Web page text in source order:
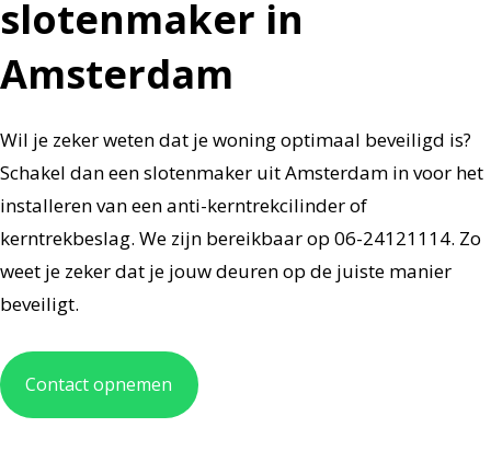
slotenmaker in
Amsterdam
Wil je zeker weten dat je woning optimaal beveiligd is?
Schakel dan een slotenmaker uit Amsterdam in voor het
installeren van een anti-kerntrekcilinder of
kerntrekbeslag. We zijn bereikbaar op 06-24121114. Zo
weet je zeker dat je jouw deuren op de juiste manier
beveiligt.
Contact opnemen